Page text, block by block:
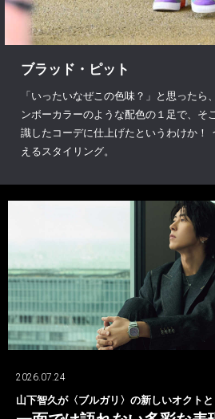
ブラッド・ピット
「いったいなぜこの色味？」と思ったら
ンボーカラーのような配色の１足で、そ
識したコーデに仕上げたというわけか！
えるスタイリング。
2026.07.24
山下智久が〈ブルガリ〉の新しいオクトと